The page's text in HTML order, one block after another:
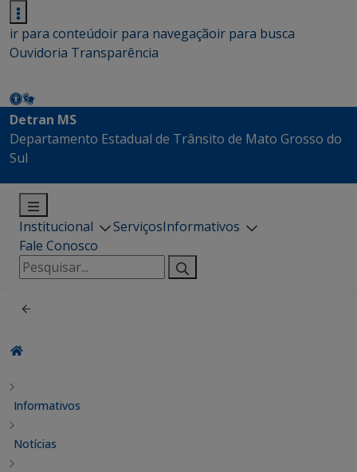
ir para conteúdoir para navegaçãoir para busca
Ouvidoria Transparência
Detran MS
Departamento Estadual de Trânsito de Mato Grosso do
Sul
Institucional ServiçosInformativos
Fale Conosco
Pesquisar
por:
Informativos
Notícias